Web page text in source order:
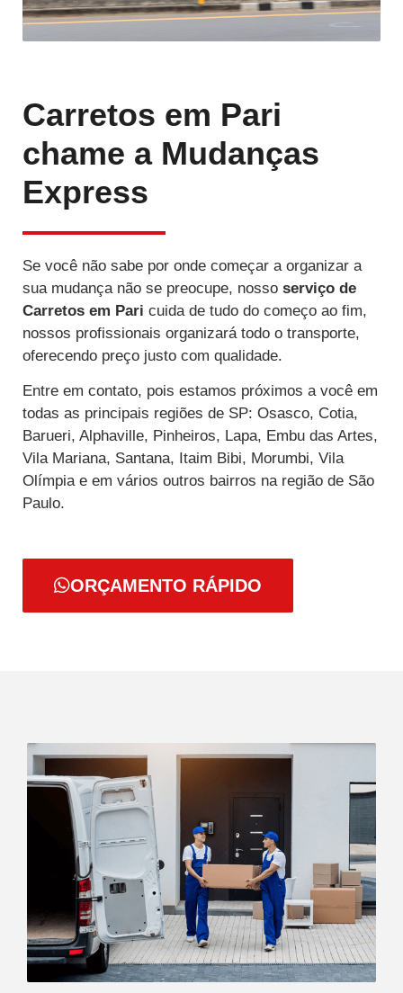
Carretos em Pari
chame a Mudanças
Express
Se você não sabe por onde começar a organizar a
sua mudança não se preocupe, nosso serviço de
Carretos em Pari cuida de tudo do começo ao fim,
nossos profissionais organizará todo o transporte,
oferecendo preço justo com qualidade.
Entre em contato, pois estamos próximos a você em
todas as principais regiões de SP: Osasco, Cotia,
Barueri, Alphaville, Pinheiros, Lapa, Embu das Artes,
Vila Mariana, Santana, Itaim Bibi, Morumbi, Vila
Olímpia e em vários outros bairros na região de São
Paulo.
ORÇAMENTO RÁPIDO